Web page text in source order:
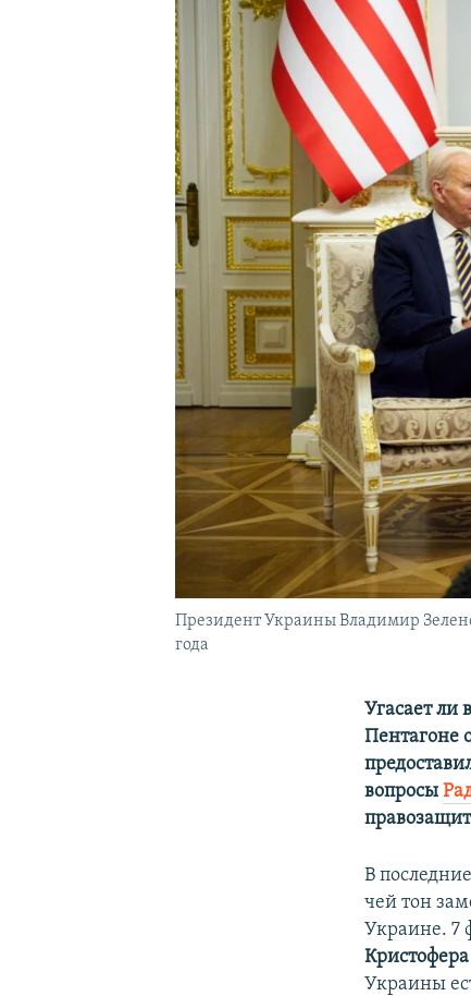
КРЫМ.НЕПОКОРЕННЫЙ
УКРАИНСКАЯ ПРОБЛЕМА КРЫМА
Президент Украины Владимир
года
Угасает
Пентагоне
вопросы
В
чей тон
Украине. 7
Украины